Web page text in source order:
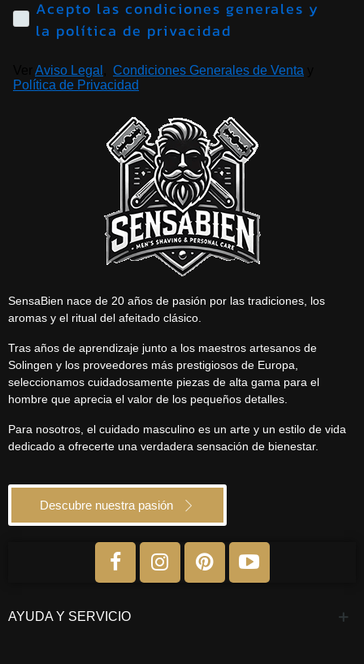
Acepto las condiciones generales y
la política de privacidad
Aviso Legal Condiciones Generales de Venta
Política de Privacidad
SensaBien nace de 20 años de pasión por las tradiciones, los
aromas y el ritual del afeitado clásico.
Tras años de aprendizaje junto a los maestros artesanos de
Solingen y los proveedores más prestigiosos de Europa,
seleccionamos cuidadosamente piezas de alta gama para el
hombre que aprecia el valor de los pequeños detalles.
Para nosotros, el cuidado masculino es un arte y un estilo de vida
dedicado a ofrecerte una verdadera sensación de bienestar.
Descubre nuestra pasión
AYUDA Y SERVICIO